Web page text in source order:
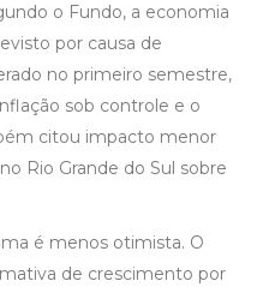
o Fundo, a economia
por causa de
no primeiro semestre,
sob controle e o
citou impacto menor
Rio Grande do Sul sobre
é menos otimista. O
de crescimento por